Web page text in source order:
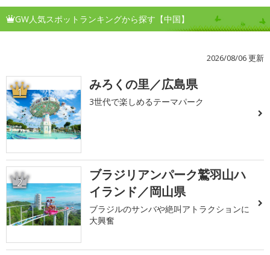
GW人気スポットランキングから探す【中国】
2026/08/06 更新
1 みろくの里／広島県
3世代で楽しめるテーマパーク
2
ブラジリアンパーク鷲羽山ハ
イランド／岡山県
ブラジルのサンバや絶叫アトラクションに
大興奮